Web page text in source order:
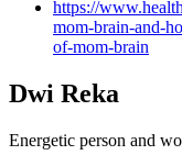
https://
mom-brain-and-
of-mom-brain
Dwi Reka
Energetic person and